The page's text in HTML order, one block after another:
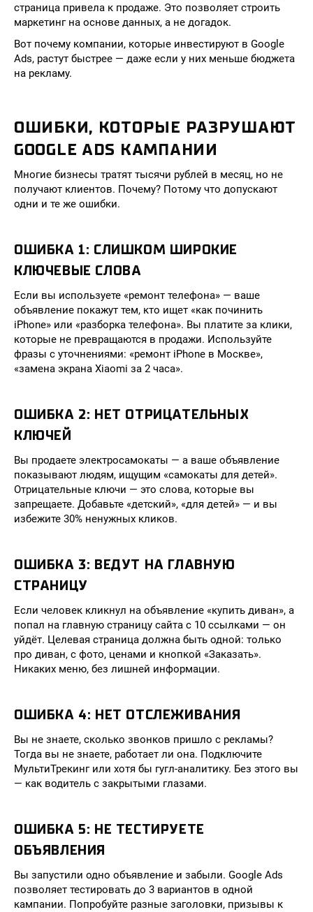
страница привела к продаже. Это позволяет строить
маркетинг на основе данных, а не догадок.
Вот почему компании, которые инвестируют в Google
Ads, растут быстрее — даже если у них меньше бюджета
на рекламу.
ОШИБКИ, КОТОРЫЕ РАЗРУШАЮТ
GOOGLE ADS КАМПАНИИ
Многие бизнесы тратят тысячи рублей в месяц, но не
получают клиентов. Почему? Потому что допускают
одни и те же ошибки.
ОШИБКА 1: СЛИШКОМ ШИРОКИЕ
КЛЮЧЕВЫЕ СЛОВА
Если вы используете «ремонт телефона» — ваше
объявление покажут тем, кто ищет «как починить
iPhone» или «разборка телефона». Вы платите за клики,
которые не превращаются в продажи. Используйте
фразы с уточнениями: «ремонт iPhone в Москве»,
«замена экрана Xiaomi за 2 часа».
ОШИБКА 2: НЕТ ОТРИЦАТЕЛЬНЫХ
КЛЮЧЕЙ
Вы продаете электросамокаты — а ваше объявление
показывают людям, ищущим «самокаты для детей».
Отрицательные ключи — это слова, которые вы
запрещаете. Добавьте «детский», «для детей» — и вы
избежите 30% ненужных кликов.
ОШИБКА 3: ВЕДУТ НА ГЛАВНУЮ
СТРАНИЦУ
Если человек кликнул на объявление «купить диван», а
попал на главную страницу сайта с 10 ссылками — он
уйдёт. Целевая страница должна быть одной: только
про диван, с фото, ценами и кнопкой «Заказать».
Никаких меню, без лишней информации.
ОШИБКА 4: НЕТ ОТСЛЕЖИВАНИЯ
Вы не знаете, сколько звонков пришло с рекламы?
Тогда вы не знаете, работает ли она. Подключите
МультиТрекинг или хотя бы гугл-аналитику. Без этого вы
— как водитель с закрытыми глазами.
ОШИБКА 5: НЕ ТЕСТИРУЕТЕ
ОБЪЯВЛЕНИЯ
Вы запустили одно объявление и забыли. Google Ads
позволяет тестировать до 3 вариантов в одной
кампании. Попробуйте разные заголовки, призывы к